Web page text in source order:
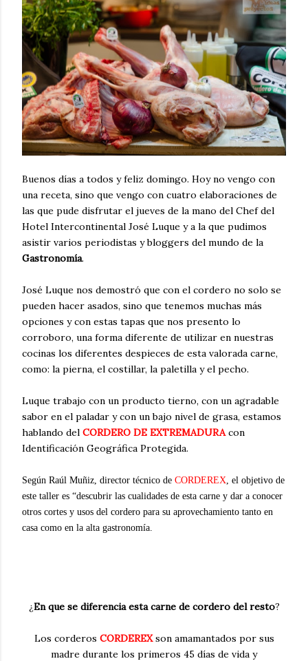
sustituto perfecto a los frutos se...
Buenos días a todos y feliz domingo. Hoy no vengo con
una receta, sino que vengo con cuatro elaboraciones de
las que pude disfrutar el jueves de la mano del Chef del
Hotel Intercontinental José Luque y a la que pudimos
asistir varios periodistas y bloggers del mundo de la
Gastronomía.
José Luque nos demostró que con el cordero no solo se
pueden hacer asados, sino que tenemos muchas más
opciones y con estas tapas que nos presento lo
corroboro, una forma diferente de utilizar en nuestras
cocinas los diferentes despieces de esta valorada carne,
como: la pierna, el costillar, la paletilla y el pecho.
Luque trabajo con un producto tierno, con un agradable
sabor en el paladar y con un bajo nivel de grasa, estamos
hablando del CORDERO DE EXTREMADURA con
Identificación Geográfica Protegida.
Según Raúl Muñiz, director técnico de CORDEREX , el objetivo de
este taller es “descubrir las cualidades de esta carne y dar a conocer
otros cortes y usos del cordero para su aprovechamiento tanto en
casa como en la alta gastronomía.
¿En que se diferencia esta carne de cordero del resto?
Los corderos CORDEREXson amamantados por sus
madre durante los primeros 45 días de vida y